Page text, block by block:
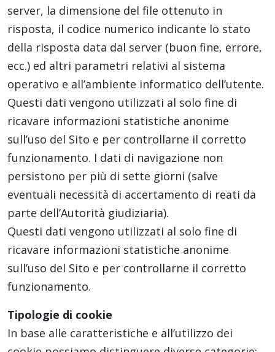
server, la dimensione del file ottenuto in
risposta, il codice numerico indicante lo stato
della risposta data dal server (buon fine, errore,
ecc.) ed altri parametri relativi al sistema
operativo e all’ambiente informatico dell’utente.
Questi dati vengono utilizzati al solo fine di
ricavare informazioni statistiche anonime
sull’uso del Sito e per controllarne il corretto
funzionamento. I dati di navigazione non
persistono per più di sette giorni (salve
eventuali necessità di accertamento di reati da
parte dell’Autorità giudiziaria).
Questi dati vengono utilizzati al solo fine di
ricavare informazioni statistiche anonime
sull’uso del Sito e per controllarne il corretto
funzionamento.
Tipologie di cookie
In base alle caratteristiche e all’utilizzo dei